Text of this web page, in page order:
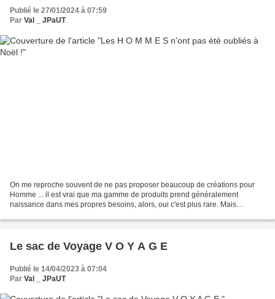
Publié le 27/01/2024 à 07:59
Par Val _ JPaUT
On me reproche souvent de ne pas proposer beaucoup de créations pour
Homme ... il est vrai que ma gamme de produits prend généralement
naissance dans mes propres besoins, alors, oui c'est plus rare. Mais
Le sac de Voyage V O Y A G E
Publié le 14/04/2023 à 07:04
Par Val _ JPaUT